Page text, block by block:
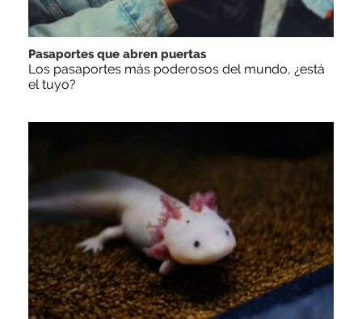
Pasaportes que abren puertas
Los pasaportes más poderosos del mundo, ¿está
el tuyo?